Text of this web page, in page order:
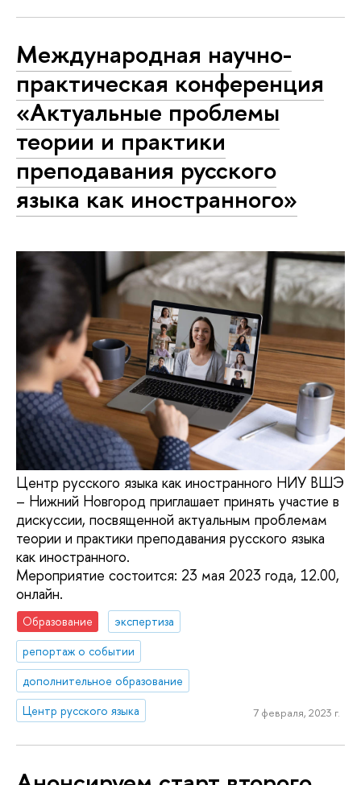
Международная научно-
практическая конференция
«Актуальные проблемы
теории и практики
преподавания русского
языка как иностранного»
Центр русского языка как иностранного НИУ ВШЭ
– Нижний Новгород приглашает принять участие в
дискуссии, посвященной актуальным проблемам
теории и практики преподавания русского языка
как иностранного.
Мероприятие состоится: 23 мая 2023 года, 12.00,
онлайн.
Образование
экспертиза
репортаж о событии
дополнительное образование
Центр русского языка
7 февраля, 2023 г.